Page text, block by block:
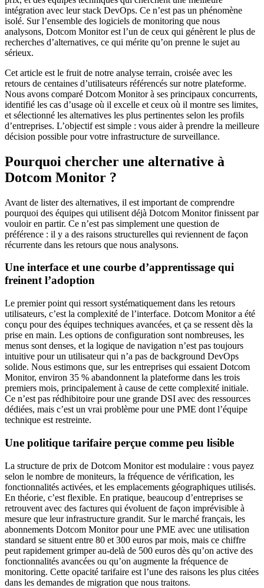
intégration avec leur stack DevOps. Ce n’est pas un phénomène
isolé. Sur l’ensemble des logiciels de monitoring que nous
analysons, Dotcom Monitor est l’un de ceux qui génèrent le plus de
recherches d’alternatives, ce qui mérite qu’on prenne le sujet au
sérieux.
Cet article est le fruit de notre analyse terrain, croisée avec les
retours de centaines d’utilisateurs référencés sur notre plateforme.
Nous avons comparé Dotcom Monitor à ses principaux concurrents,
identifié les cas d’usage où il excelle et ceux où il montre ses limites,
et sélectionné les alternatives les plus pertinentes selon les profils
d’entreprises. L’objectif est simple : vous aider à prendre la meilleure
décision possible pour votre infrastructure de surveillance.
Pourquoi chercher une alternative à
Dotcom Monitor ?
Avant de lister des alternatives, il est important de comprendre
pourquoi des équipes qui utilisent déjà Dotcom Monitor finissent par
vouloir en partir. Ce n’est pas simplement une question de
préférence : il y a des raisons structurelles qui reviennent de façon
récurrente dans les retours que nous analysons.
Une interface et une courbe d’apprentissage qui
freinent l’adoption
Le premier point qui ressort systématiquement dans les retours
utilisateurs, c’est la complexité de l’interface. Dotcom Monitor a été
conçu pour des équipes techniques avancées, et ça se ressent dès la
prise en main. Les options de configuration sont nombreuses, les
menus sont denses, et la logique de navigation n’est pas toujours
intuitive pour un utilisateur qui n’a pas de background DevOps
solide. Nous estimons que, sur les entreprises qui essaient Dotcom
Monitor, environ 35 % abandonnent la plateforme dans les trois
premiers mois, principalement à cause de cette complexité initiale.
Ce n’est pas rédhibitoire pour une grande DSI avec des ressources
dédiées, mais c’est un vrai problème pour une PME dont l’équipe
technique est restreinte.
Une politique tarifaire perçue comme peu lisible
La structure de prix de Dotcom Monitor est modulaire : vous payez
selon le nombre de moniteurs, la fréquence de vérification, les
fonctionnalités activées, et les emplacements géographiques utilisés.
En théorie, c’est flexible. En pratique, beaucoup d’entreprises se
retrouvent avec des factures qui évoluent de façon imprévisible à
mesure que leur infrastructure grandit. Sur le marché français, les
abonnements Dotcom Monitor pour une PME avec une utilisation
standard se situent entre 80 et 300 euros par mois, mais ce chiffre
peut rapidement grimper au-delà de 500 euros dès qu’on active des
fonctionnalités avancées ou qu’on augmente la fréquence de
monitoring. Cette opacité tarifaire est l’une des raisons les plus citées
dans les demandes de migration que nous traitons.